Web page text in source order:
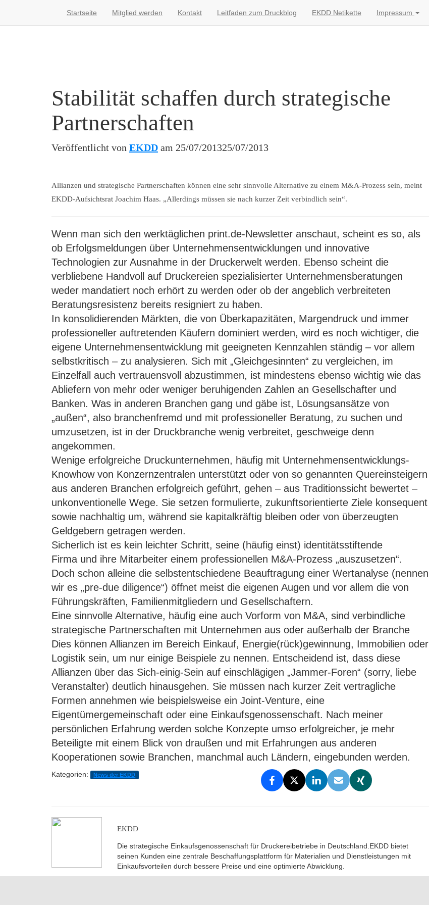
Startseite Mitglied werden Kontakt Leitfaden zum Druckblog EKDD Netikette Impressum
Stabilität schaffen durch strategische
Partnerschaften
Veröffentlicht von EKDD am 25/07/201325/07/2013
Allianzen und strategische Partnerschaften können eine sehr sinnvolle Alternative zu einem M&A-Prozess sein, meint
EKDD-Aufsichtsrat Joachim Haas. „Allerdings müssen sie nach kurzer Zeit verbindlich sein“.
Wenn man sich den werktäglichen print.de-Newsletter anschaut, scheint es so, als
ob Erfolgsmeldungen über Unternehmensentwicklungen und innovative
Technologien zur Ausnahme in der Druckerwelt werden. Ebenso scheint die
verbliebene Handvoll auf Druckereien spezialisierter Unternehmensberatungen
weder mandatiert noch erhört zu werden oder ob der angeblich verbreiteten
Beratungsresistenz bereits resigniert zu haben.
In konsolidierenden Märkten, die von Überkapazitäten, Margendruck und immer
professioneller auftretenden Käufern dominiert werden, wird es noch wichtiger, die
eigene Unternehmensentwicklung mit geeigneten Kennzahlen ständig – vor allem
selbstkritisch – zu analysieren. Sich mit „Gleichgesinnten“ zu vergleichen, im
Einzelfall auch vertrauensvoll abzustimmen, ist mindestens ebenso wichtig wie das
Abliefern von mehr oder weniger beruhigenden Zahlen an Gesellschafter und
Banken. Was in anderen Branchen gang und gäbe ist, Lösungsansätze von
„außen“, also branchenfremd und mit professioneller Beratung, zu suchen und
umzusetzen, ist in der Druckbranche wenig verbreitet, geschweige denn
angekommen.
Wenige erfolgreiche Druckunternehmen, häufig mit Unternehmensentwicklungs-
Knowhow von Konzernzentralen unterstützt oder von so genannten Quereinsteigern
aus anderen Branchen erfolgreich geführt, gehen – aus Traditionssicht bewertet –
unkonventionelle Wege. Sie setzen formulierte, zukunftsorientierte Ziele konsequent
sowie nachhaltig um, während sie kapitalkräftig bleiben oder von überzeugten
Geldgebern getragen werden.
Sicherlich ist es kein leichter Schritt, seine (häufig einst) identitätsstiftende
Firma und ihre Mitarbeiter einem professionellen M&A-Prozess „auszusetzen“.
Doch schon alleine die selbstentschiedene Beauftragung einer Wertanalyse (nennen
wir es „pre-due diligence“) öffnet meist die eigenen Augen und vor allem die von
Führungskräften, Familienmitgliedern und Gesellschaftern.
Eine sinnvolle Alternative, häufig eine auch Vorform von M&A, sind verbindliche
strategische Partnerschaften mit Unternehmen aus oder außerhalb der Branche
Dies können Allianzen im Bereich Einkauf, Energie(rück)gewinnung, Immobilien oder
Logistik sein, um nur einige Beispiele zu nennen. Entscheidend ist, dass diese
Allianzen über das Sich-einig-Sein auf einschlägigen „Jammer-Foren“ (sorry, liebe
Veranstalter) deutlich hinausgehen. Sie müssen nach kurzer Zeit vertragliche
Formen annehmen wie beispielsweise ein Joint-Venture, eine
Eigentümergemeinschaft oder eine Einkaufsgenossenschaft. Nach meiner
persönlichen Erfahrung werden solche Konzepte umso erfolgreicher, je mehr
Beteiligte mit einem Blick von draußen und mit Erfahrungen aus anderen
Kooperationen sowie Branchen, manchmal auch Ländern, eingebunden werden.
Kategorien: News der EKDD
EKDD
Die strategische Einkaufsgenossenschaft für Druckereibetriebe in Deutschland.EKDD bietet
seinen Kunden eine zentrale Beschaffungsplattform für Materialien und Dienstleistungen mit
Einkaufsvorteilen durch bessere Preise und eine optimierte Abwicklung.